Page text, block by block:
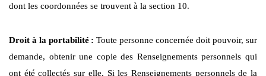
dont les coordonnées se trouvent à la section 10.
Droit à la portabilité : Toute personne concernée doit pouvoir, sur
demande, obtenir une copie des Renseignements personnels qui
ont été collectés sur elle. Si les Renseignements personnels de la